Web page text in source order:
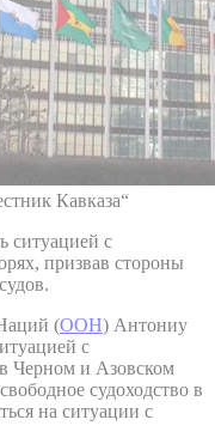
Кавказа“
ситуацией с
призвав стороны
(ООН) Антониу
с
Черном и Азовском
судоходство в
на ситуации с